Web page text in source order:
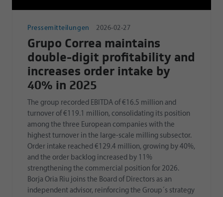
Pressemitteilungen 2026-02-27
Grupo Correa maintains
double-digit profitability and
increases order intake by
40% in 2025
The group recorded EBITDA of €16.5 million and
turnover of €119.1 million, consolidating its position
among the three European companies with the
highest turnover in the large-scale milling subsector.
Order intake reached €129.4 million, growing by 40%,
and the order backlog increased by 11%
strengthening the commercial position for 2026.
Borja Oria Riu joins the Board of Directors as an
independent advisor, reinforcing the Group´s strategy